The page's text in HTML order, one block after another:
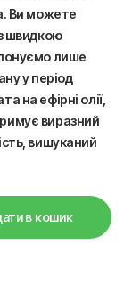
Ви можете
швидкою
лише
у період
на ефірні олії,
виразний
вишуканий
в кошик